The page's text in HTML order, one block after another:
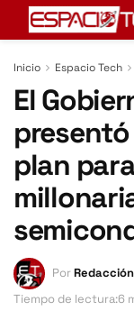
Inicio Espacio Tech
El
presentó
plan
Por
Tiempo de lectura:6